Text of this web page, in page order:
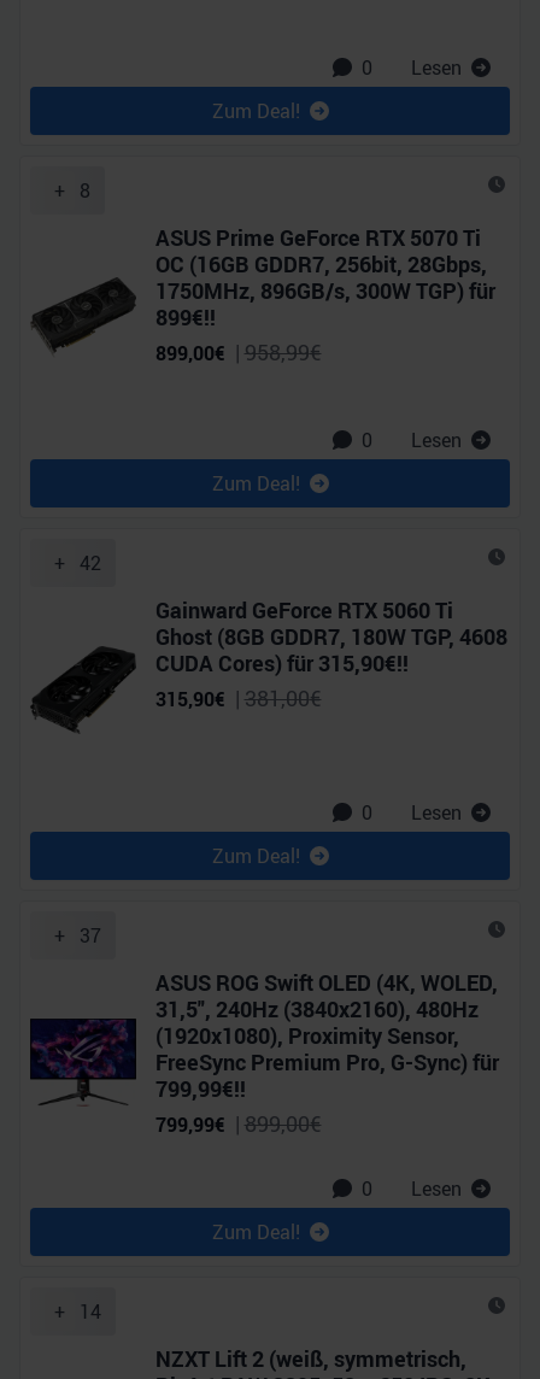
0
Lesen
Zum Deal!
+ 8
ASUS Prime GeForce RTX 5070 Ti
OC (16GB GDDR7, 256bit, 28Gbps,
1750MHz, 896GB/​s, 300W TGP) für
899€!!
899,00€ | 958,99€
0
Lesen
Zum Deal!
+ 42
Gainward GeForce RTX 5060 Ti
Ghost (8GB GDDR7, 180W TGP, 4608
CUDA Cores) für 315,90€!!
315,90€ | 381,00€
0
Lesen
Zum Deal!
+ 37
ASUS ROG Swift OLED (4K, WOLED,
31,5", 240Hz (3840x2160), 480Hz
(1920x1080), Proximity Sensor,
FreeSync Premium Pro, G-Sync) für
799,99€!!
799,99€ | 899,00€
0
Lesen
Zum Deal!
+ 14
NZXT Lift 2 (weiß, symmetrisch,